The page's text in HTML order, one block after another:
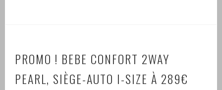
PROMO ! BEBE CONFORT 2WAY
PEARL, SIÈGE-AUTO I-SIZE À 289€